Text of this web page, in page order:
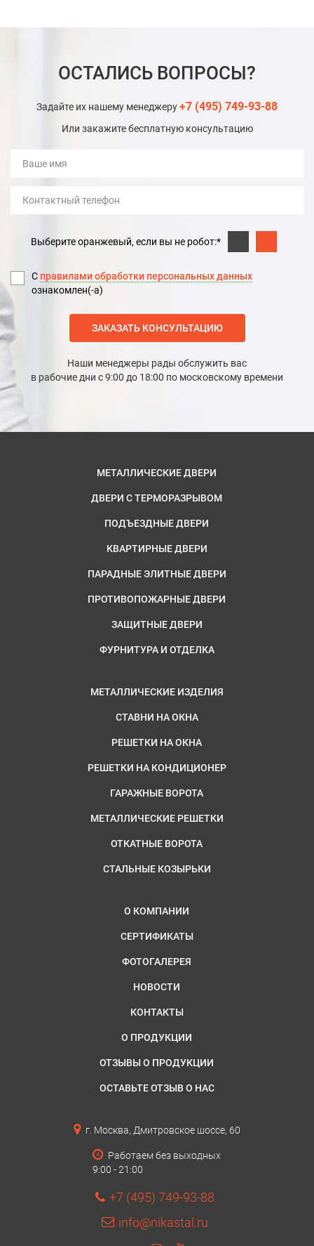
ОСТАЛИСЬ ВОПРОСЫ?
Задайте их нашему менеджеру+7 (495) 749-93-88
Или закажите бесплатную консультацию
Выберите оранжевый, если вы не робот:*
С правилами обработки персональных данных
ознакомлен(-а)
ЗАКАЗАТЬ КОНСУЛЬТАЦИЮ
Наши менеджеры рады обслужить вас
в рабочие дни с 9:00 до 18:00 по московскому времени
МЕТАЛЛИЧЕСКИЕ ДВЕРИ
ДВЕРИ С ТЕРМОРАЗРЫВОМ
ПОДЪЕЗДНЫЕ ДВЕРИ
КВАРТИРНЫЕ ДВЕРИ
ПАРАДНЫЕ ЭЛИТНЫЕ ДВЕРИ
ПРОТИВОПОЖАРНЫЕ ДВЕРИ
ЗАЩИТНЫЕ ДВЕРИ
ФУРНИТУРА И ОТДЕЛКА
МЕТАЛЛИЧЕСКИЕ ИЗДЕЛИЯ
СТАВНИ НА ОКНА
РЕШЕТКИ НА ОКНА
РЕШЕТКИ НА КОНДИЦИОНЕР
ГАРАЖНЫЕ ВОРОТА
МЕТАЛЛИЧЕСКИЕ РЕШЕТКИ
ОТКАТНЫЕ ВОРОТА
СТАЛЬНЫЕ КОЗЫРЬКИ
О КОМПАНИИ
СЕРТИФИКАТЫ
ФОТОГАЛЕРЕЯ
НОВОСТИ
КОНТАКТЫ
О ПРОДУКЦИИ
ОТЗЫВЫ О ПРОДУКЦИИ
ОСТАВЬТЕ ОТЗЫВ О НАС
г. Москва, Дмитровское шоссе, 60
Работаем без выходных
9:00 - 21:00
+7 (495) 749-93-88
info@nikastal.ru